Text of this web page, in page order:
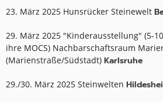
23. März 2025 Hunsrücker Steinewelt
29. März 2025 "Kinderausstellung" (5-
ihre MOCS) Nachbarschaftsraum
(Marienstraße/Südstadt) Karlsruhe
29./30. März 2025 Steinwelten